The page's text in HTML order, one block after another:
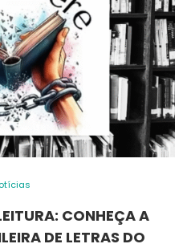
CONHEÇA A
DE LETRAS DO